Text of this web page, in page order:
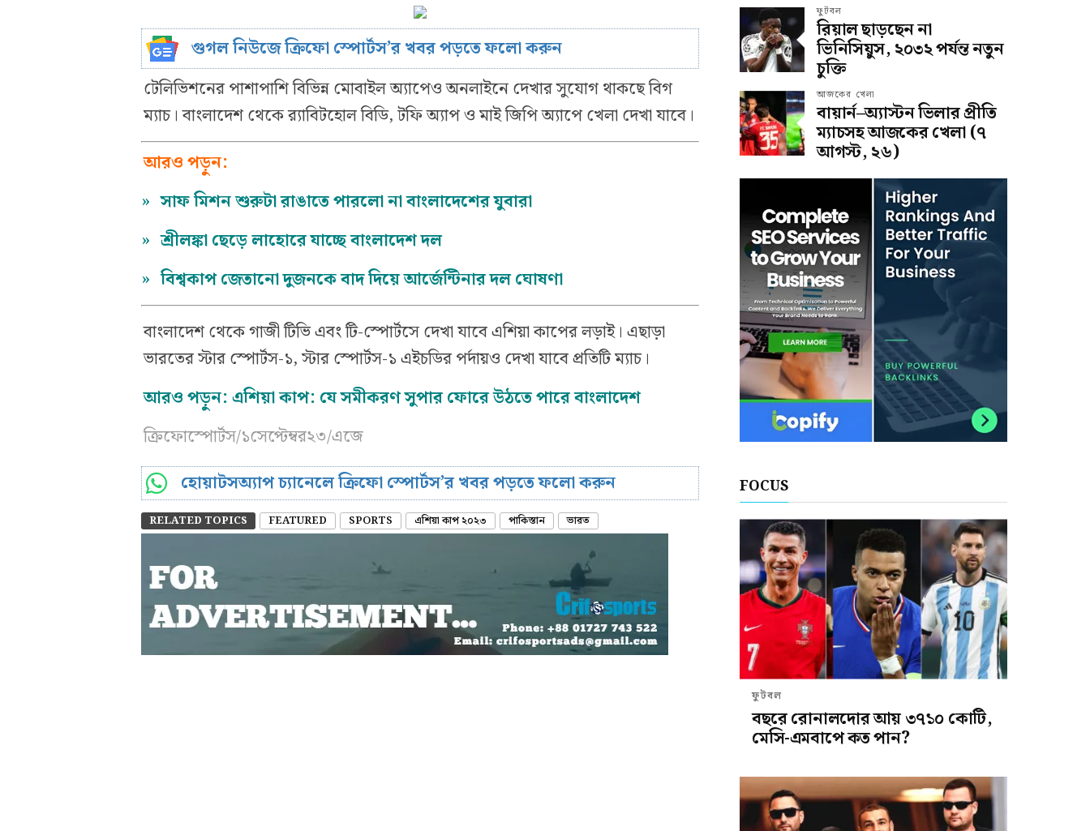
গুগল নিউজে ক্রিফো স্পোর্টস’র খবর পড়তে ফলো করুন
টেলিভিশনের পাশাপাশি বিভিন্ন মোবাইল অ্যাপেও অনলাইনে দেখার সুযোগ থাকছে বিগ
ম্যাচ। বাংলাদেশ থেকে র‍্যাবিটহোল বিডি, টফি অ্যাপ ও মাই জিপি অ্যাপে খেলা দেখা যাবে।
আরও পড়ুন:
» সাফ মিশন শুরুটা রাঙাতে পারলো না বাংলাদেশের যুবারা
» শ্রীলঙ্কা ছেড়ে লাহোরে যাচ্ছে বাংলাদেশ দল
» বিশ্বকাপ জেতানো দুজনকে বাদ দিয়ে আর্জেন্টিনার দল ঘোষণা
বাংলাদেশ থেকে গাজী টিভি এবং টি-স্পোর্টসে দেখা যাবে এশিয়া কাপের লড়াই। এছাড়া
ভারতের স্টার স্পোর্টস-১, স্টার স্পোর্টস-১ এইচডির পর্দায়ও দেখা যাবে প্রতিটি ম্যাচ।
আরও পড়ুন: এশিয়া কাপ: যে সমীকরণ সুপার ফোরে উঠতে পারে বাংলাদেশ
ক্রিফোস্পোর্টস/১সেপ্টেম্বর২৩/এজে
হোয়াটসঅ্যাপ চ্যানেলে ক্রিফো স্পোর্টস’র খবর পড়তে ফলো করুন
RELATED TOPICS FEATURED SPORTS এশিয়া কাপ ২০২৩ পাকিস্তান ভারত
ফুটবল
রিয়াল ছাড়ছেন না
ভিনিসিয়ুস, ২০৩২ পর্যন্ত নতুন
চুক্তি
আজকের খেলা
বায়ার্ন–অ্যাস্টন ভিলার প্রীতি
ম্যাচসহ আজকের খেলা (৭
আগস্ট, ২৬)
FOCUS
ফুটবল
বছরে রোনালদোর আয় ৩৭১০ কোটি,
মেসি-এমবাপে কত পান?